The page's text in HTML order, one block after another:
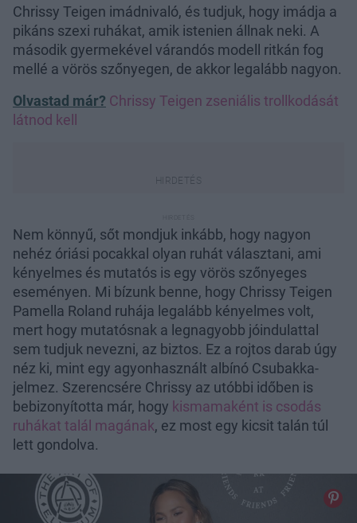
Chrissy Teigen imádnivaló, és tudjuk, hogy imádja a
pikáns szexi ruhákat, amik istenien állnak neki. A
második gyermekével várandós modell ritkán fog
mellé a vörös szőnyegen, de akkor legalább nagyon.
Olvastad már? Chrissy Teigen zseniális trollkodását
látnod kell
Nem könnyű, sőt mondjuk inkább, hogy nagyon
nehéz óriási pocakkal olyan ruhát választani, ami
kényelmes és mutatós is egy vörös szőnyeges
eseményen. Mi bízunk benne, hogy Chrissy Teigen
Pamella Roland ruhája legalább kényelmes volt,
mert hogy mutatósnak a legnagyobb jóindulattal
sem tudjuk nevezni, az biztos. Ez a rojtos darab úgy
néz ki, mint egy agyonhasznált albínó Csubakka-
jelmez. Szerencsére Chrissy az utóbbi időben is
bebizonyította már, hogy kismamaként is csodás
ruhákat talál magának, ez most egy kicsit talán túl
lett gondolva.